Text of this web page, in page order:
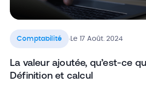
Comptabilité Le 17 Août. 2024
La valeur ajoutée, qu’est-ce
Définition et calcul